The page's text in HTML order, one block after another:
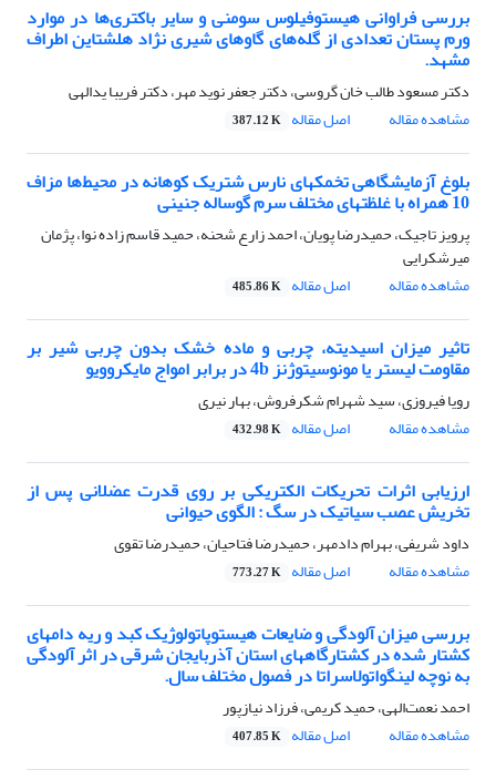
بررسی فراوانی هیستوفیلوس سومنی و سایر باکتری‌ها در موارد
ورم پستان تعدادی از گله‌های گاوهای شیری نژاد هلشتاین اطراف
مشهد.
دکتر مسعود طالب خان گروسی، دکتر جعفر نوید مهر، دکتر فریبا یدالهی
مشاهده مقاله
اصل مقاله 387.12 K
بلوغ آزمایشگاهی تخمکهای نارس شتریک کوهانه در محیط‌ها مزاف
10 همراه با غلظتهای مختلف سرم گوساله جنینی
پرویز تاجیک، حمیدرضا پویان، احمد زارع شحنه، حمید قاسم زاده نوا، پژمان
میرشکرایی
مشاهده مقاله
اصل مقاله 485.86 K
تاثیر میزان اسیدیته، چربی و ماده خشک بدون چربی شیر بر
مقاومت لیستر یا مونوسیتوژنز 4b در برابر امواج مایکروویو
رویا فیروزی، سید شهرام شکرفروش، بهار نیری
مشاهده مقاله
اصل مقاله 432.98 K
ارزیابی اثرات تحریکات الکتریکی بر روی قدرت عضلانی پس از
تخریش عصب سیاتیک در سگ : الگوی حیوانی
داود شریفی، بهرام دادمهر، حمیدرضا فتاحیان، حمیدرضا تقوی
مشاهده مقاله
اصل مقاله 773.27 K
بررسی میزان آلودگی و ضایعات هیستوپاتولوژیک کبد و ریه دامهای
کشتار شده در کشتارگاههای استان آذربایجان شرقی در اثر آلودگی
به نوچه لینگواتولاسراتا در فصول مختلف سال.
احمد نعمت‌الهی، حمید کریمی، فرزاد نیازپور
مشاهده مقاله
اصل مقاله 407.85 K